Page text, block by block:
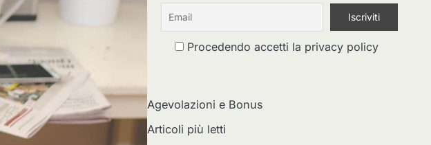
Procedendo accetti la privacy policy
Agevolazioni e Bonus
Articoli più letti